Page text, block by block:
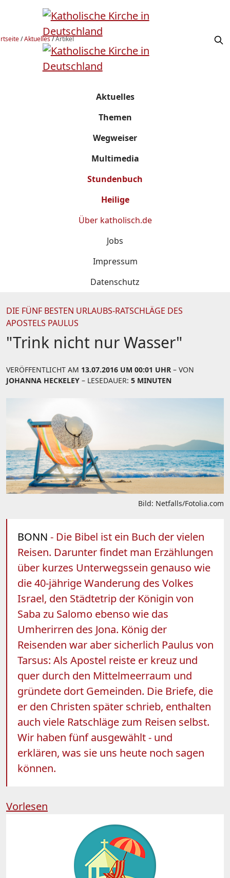
/Aktuelles/Artikel
Aktuelles
Themen
Wegweiser
Multimedia
Stundenbuch
Heilige
Über katholisch.de
Jobs
Impressum
Datenschutz
DIE FÜNF BESTEN URLAUBS-RATSCHLÄGE DES
APOSTELS PAULUS
"Trink nicht nur Wasser"
VERÖFFENTLICHT AM 13.07.2016 UM 00:01 UHR – VON
JOHANNA HECKELEY – LESEDAUER: 5 MINUTEN
Bild: Netfalls/Fotolia.com
BONN - Die Bibel ist ein Buch der vielen
Reisen. Darunter findet man Erzählungen
über kurzes Unterwegssein genauso wie
die 40-jährige Wanderung des Volkes
Israel, den Städtetrip der Königin von
Saba zu Salomo ebenso wie das
Umherirren des Jona. König der
Reisenden war aber sicherlich Paulus von
Tarsus: Als Apostel reiste er kreuz und
quer durch den Mittelmeerraum und
gründete dort Gemeinden. Die Briefe, die
er den Christen später schrieb, enthalten
auch viele Ratschläge zum Reisen selbst.
Wir haben fünf ausgewählt - und
erklären, was sie uns heute noch sagen
können.
Vorlesen